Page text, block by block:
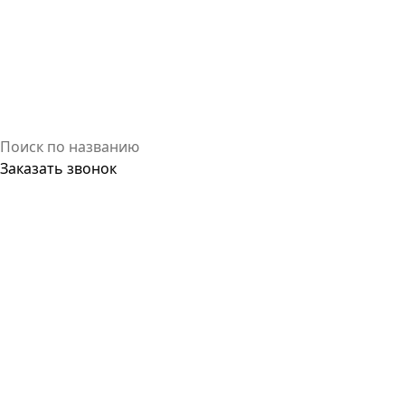
Заказать звонок